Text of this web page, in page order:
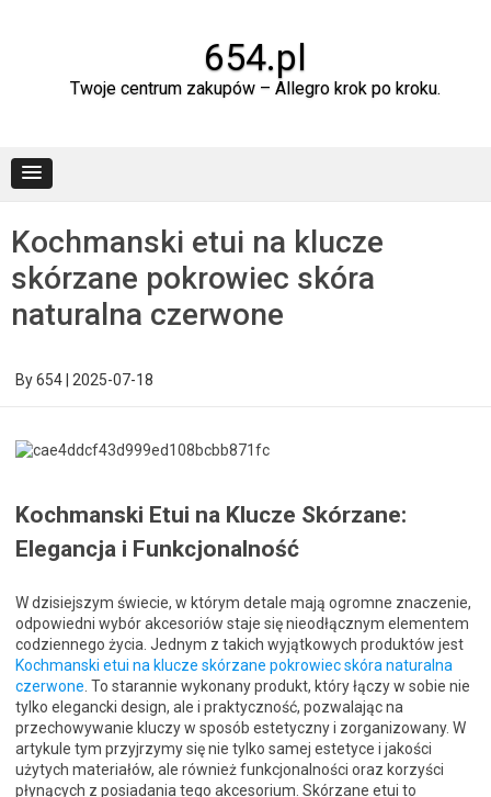
654.pl
Twoje centrum zakupów – Allegro krok po kroku.
Kochmanski etui na klucze
skórzane pokrowiec skóra
naturalna czerwone
By654 2025-07-18
Kochmanski Etui na Klucze Skórzane:
Elegancja i Funkcjonalność
W dzisiejszym świecie, w którym detale mają ogromne znaczenie,
odpowiedni wybór akcesoriów staje się nieodłącznym elementem
codziennego życia. Jednym z takich wyjątkowych produktów jest
Kochmanski etui na klucze skórzane pokrowiec skóra naturalna
czerwone . To starannie wykonany produkt, który łączy w sobie nie
tylko elegancki design, ale i praktyczność, pozwalając na
przechowywanie kluczy w sposób estetyczny i zorganizowany. W
artykule tym przyjrzymy się nie tylko samej estetyce i jakości
użytych materiałów, ale również funkcjonalności oraz korzyści
płynących z posiadania tego akcesorium. Skórzane etui to